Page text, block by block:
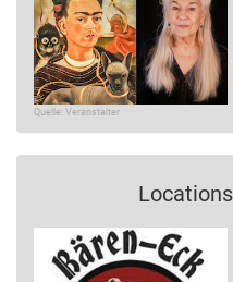
Quelle: Veranstalter